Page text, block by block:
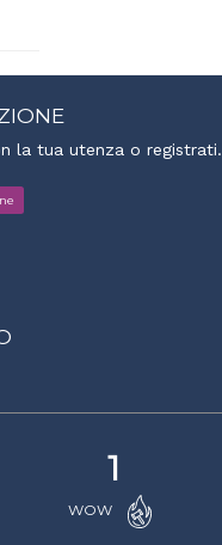
la tua utenza o registrati.
1
WOW